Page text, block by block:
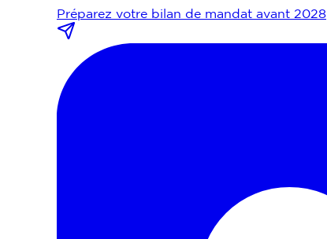
Préparez votre bilan de mandat avant 2028